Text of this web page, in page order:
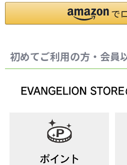
初めてご利用の方・会員